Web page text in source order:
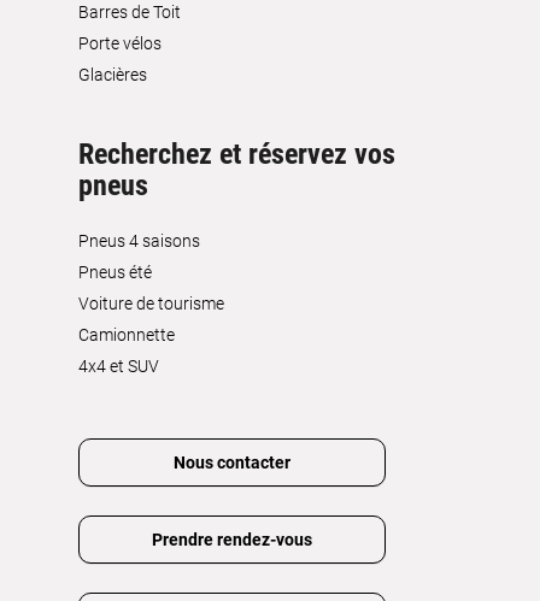
Barres de Toit
Porte vélos
Glacières
Recherchez et réservez vos
pneus
Pneus 4 saisons
Pneus été
Voiture de tourisme
Camionnette
4x4 et SUV
Nous contacter
Prendre rendez-vous